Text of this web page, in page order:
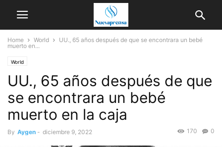
Home World
UU., 65 años después de que se encontrara un bebé
muerto en...
World
UU., 65 años después de que
se encontrara un bebé
muerto en la caja
By Aygen - diciembre 9, 2022 0
170